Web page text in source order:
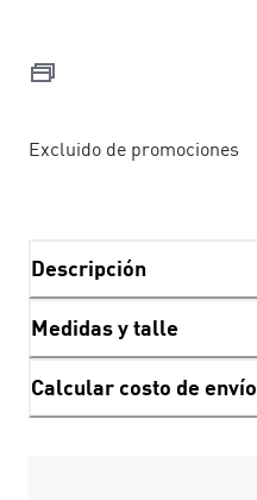
Excluido de promociones
Descripción
Medidas y talle
Calcular costo de envío